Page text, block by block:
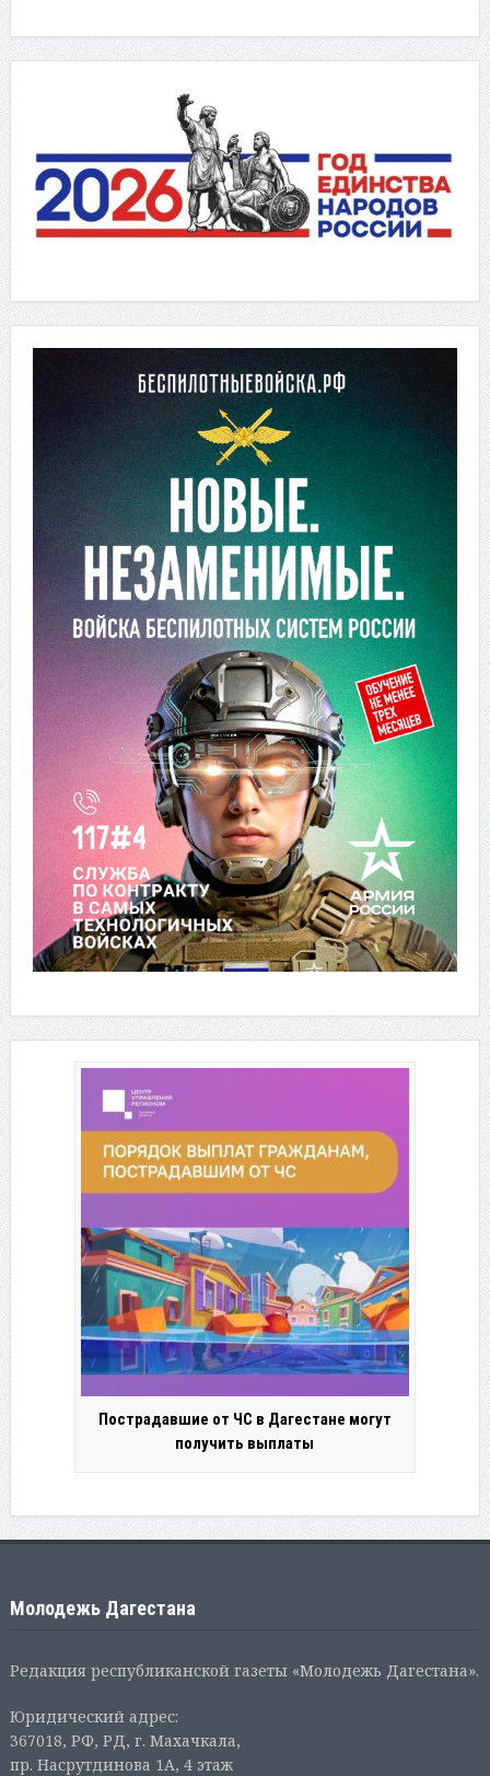
Пострадавшие от ЧС в Дагестане могут
получить выплаты
Молодежь Дагестана
Редакция республиканской газеты «Молодежь Дагестана».
Юридический адрес:
367018, РФ, РД, г. Махачкала,
пр. Насрутдинова 1А, 4 этаж